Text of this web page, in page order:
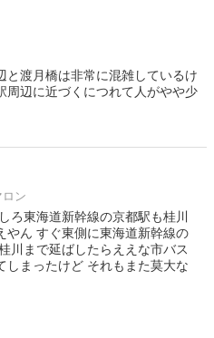
と渡月橋は非常に混雑しているけ
周辺に近づくにつれて人がやや少
ロン
ろ東海道新幹線の京都駅も桂川
やん すぐ東側に東海道新幹線の
川まで延ばしたらええな市バス
しまったけど それもまた莫大な